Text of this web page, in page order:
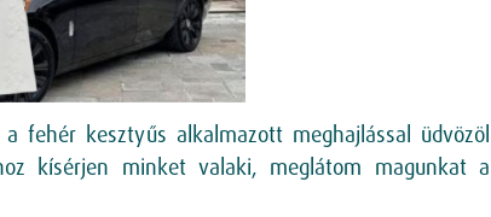
fehér kesztyűs alkalmazott meghajlással üdvözöl
kísérjen minket valaki, meglátom magunkat a